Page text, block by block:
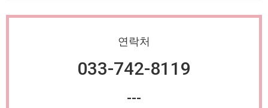
연락처
033-742-8119
---